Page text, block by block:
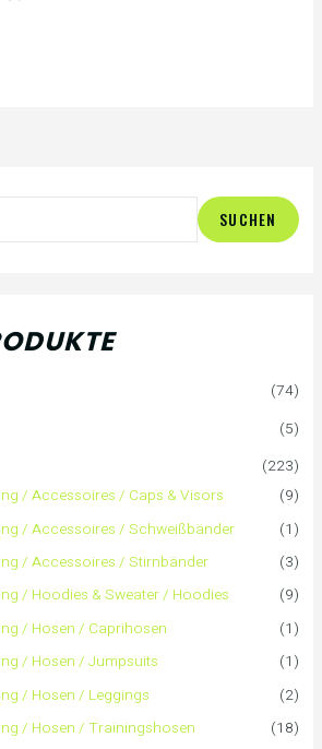
SUCHEN
(74)
(5)
(223)
/ Accessoires / Caps & Visors
(9)
/ Accessoires / Schweißbänder
(1)
/ Accessoires / Stirnbänder
(3)
/ Hoodies & Sweater / Hoodies
(9)
/ Hosen / Caprihosen
(1)
/ Hosen / Jumpsuits
(1)
/ Hosen / Leggings
(2)
/ Hosen / Trainingshosen
(18)